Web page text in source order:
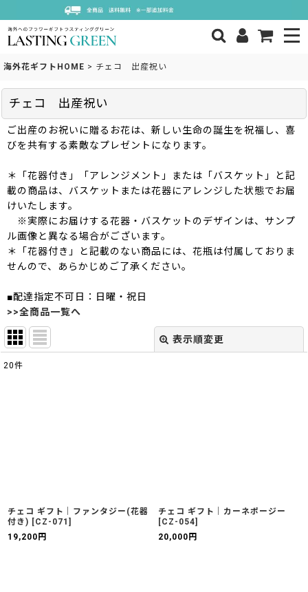
海外花ギフトHOME > チェコ 出産祝い
チェコ 出産祝い
ご出産のお祝いに贈るお花は、新しい生命の誕生を祝福し、喜
びを共有する素敵なプレゼントになります。
＊「花器付き」「アレンジメント」または「バスケット」と記
載の商品は、バスケットまたは花器にアレンジした状態でお届
けいたします。
※実際にお届けする花器・バスケットのデザインは、サンプ
ル画像と異なる場合がございます。
＊「花器付き」と記載のない商品には、花瓶は付属しておりま
せんので、あらかじめご了承ください。
■配達指定不可日：日曜・祝日
>>全商品一覧へ
表示順変更
20件
チェコ ギフト｜ファンタジー(花器
付き) [CZ-071 ]
19,200 円
チェコ ギフト｜カーネポージー
[CZ-054]
20,000 円